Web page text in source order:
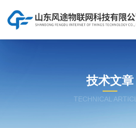
技术文章
TECHNICAL